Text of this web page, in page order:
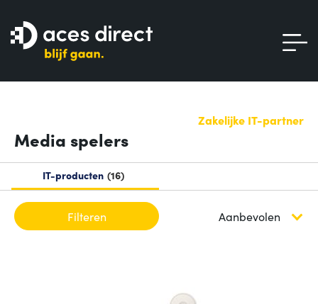
Zakelijke IT-partner
Media spelers
IT-producten 16
Filteren